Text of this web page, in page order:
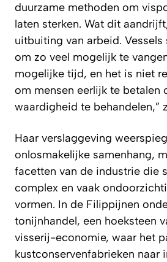
duurzame methoden om
laten sterken. Wat dit
uitbuiting van arbeid. Vessels
om zo veel mogelijk te
mogelijke tijd, en het is niet
om mensen eerlijk te betalen
waardigheid te behandelen,”
Haar verslaggeving
onlosmakelijke samenhang,
facetten van de industrie die
complex en vaak
vormen. In de Filippijnen
tonijnhandel, een hoeksteen
visserij-economie, waar het
kustconservenfabrieken naar